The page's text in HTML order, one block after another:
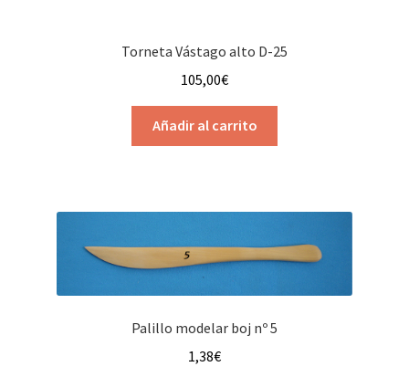
Torneta Vástago alto D-25
105,00€
Añadir al carrito
Palillo modelar boj nº 5
1,38€